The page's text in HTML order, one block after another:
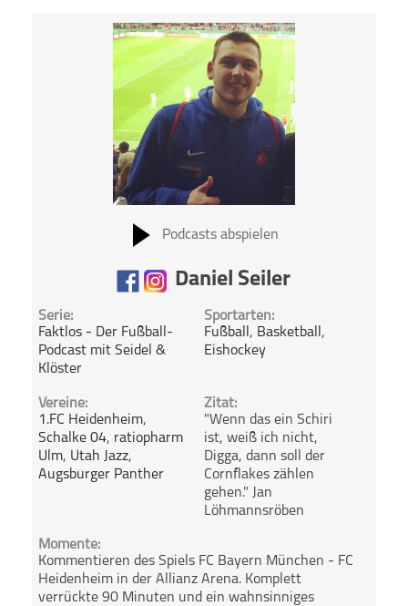
Podcasts abspielen
Daniel Seiler
Serie:
Faktlos - Der Fußball-
Podcast mit Seidel &
Klöster
Sportarten:
Fußball, Basketball,
Eishockey
Vereine:
1.FC Heidenheim,
Schalke 04, ratiopharm
Ulm, Utah Jazz,
Augsburger Panther
Zitat:
"Wenn das ein Schiri
ist, weiß ich nicht,
Digga, dann soll der
Cornflakes zählen
gehen." Jan
Löhmannsröben
Momente:
Kommentieren des Spiels FC Bayern München - FC
Heidenheim in der Allianz Arena. Komplett
verrückte 90 Minuten und ein wahnsinniges